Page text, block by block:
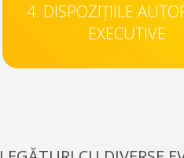
4. DISPOZIȚIILE
EXECUTIVE